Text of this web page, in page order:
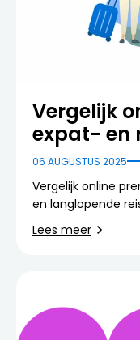
Vergelijk
expat- en
06 AUGUSTUS 2025
Vergelijk online
en langlopende
Lees meer